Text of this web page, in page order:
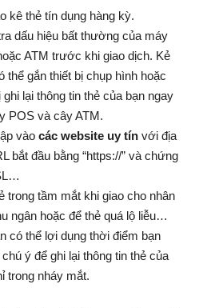
kê thẻ tín dụng hàng kỳ.
dấu hiệu bất thường của máy
ATM trước khi giao dịch. Kẻ
thể gắn thiết bị chụp hình hoặc
ghi lại thông tin thẻ của bạn ngay
POS và cây ATM.
vào các website uy tín với địa
bắt đầu bằng “https://” và chứng
trong tầm mắt khi giao cho nhân
ngân hoặc để thẻ quá lộ liễu…
có thể lợi dụng thời điểm bạn
ý để ghi lại thông tin thẻ của
trong nháy mắt.